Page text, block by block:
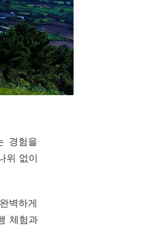
경험을
위 없이
벽하게
체험과